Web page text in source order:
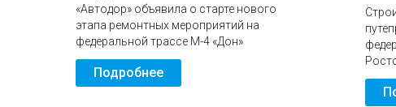
«Автодор» объявила о старте нового
этапа ремонтных мероприятий на
федеральной трассе М-4 «Дон»
Подробнее